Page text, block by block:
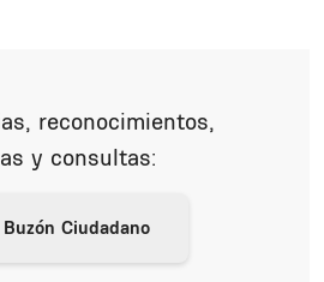
reconocimientos,
y consultas: